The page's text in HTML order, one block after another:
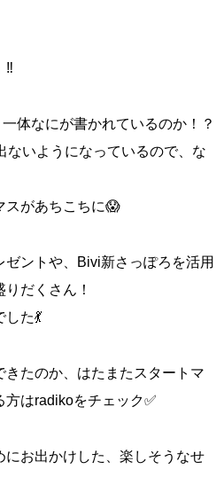
‼️
体なにが書かれているのか！？
ないようになっているので、な
スがあちこちに😱
ントや、Bivi新さっぽろを活用
だくさん！
た💃
たのか、はたまたスタートマ
はradikoをチェック✅
お出かけした、楽しそうなせ